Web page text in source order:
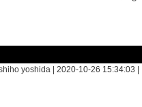
yoshida | 2020-10-26 15:34:03 |